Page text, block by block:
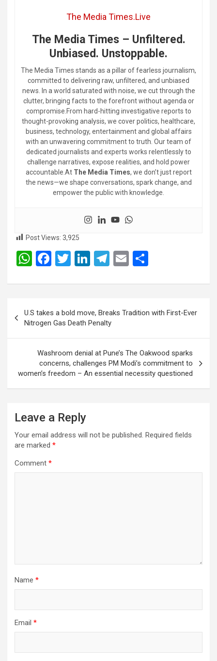
The Media Times.Live
The Media Times – Unfiltered.
Unbiased. Unstoppable.
The Media Times stands as a pillar of fearless journalism,
committed to delivering raw, unfiltered, and unbiased
news. In a world saturated with noise, we cut through the
clutter, bringing facts to the forefront without agenda or
compromise.From hard-hitting investigative reports to
thought-provoking analysis, we cover politics, healthcare,
business, technology, entertainment and global affairs
with an unwavering commitment to truth. Our team of
dedicated journalists and experts works relentlessly to
challenge narratives, expose realities, and hold power
accountable.At The Media Times, we don’t just report
the news—we shape conversations, spark change, and
empower the public with knowledge.
Post Views: 3,925
W
at
s
A
p
p
F
ce
o
o
k
T
tt
er
Li
ke
dI
n
T
e
gr
a
m
E
ail ar
navigation
U.S takes a bold move, Breaks Tradition with First-Ever
Nitrogen Gas Death Penalty
Washroom denial at Pune’s The Oakwood sparks
concerns, challenges PM Modi’s commitment to
women’s freedom – An essential necessity questioned
Leave a Reply
Your email address will not be published. Required fields
are marked *
Comment *
Name *
Email *